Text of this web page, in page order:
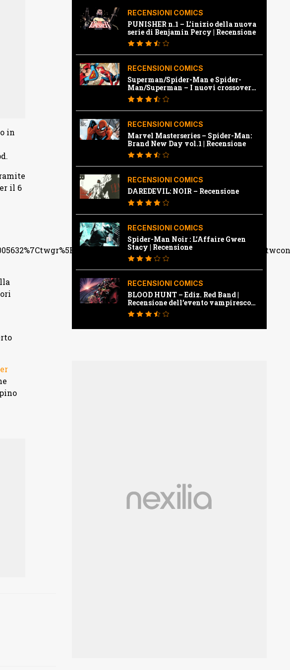
in
il 6
RECENSIONI COMICS
PUNISHER n.1 – L’inizio della nuova
serie di Benjamin Percy | Recensione
RECENSIONI COMICS
Superman/Spider-Man e Spider-
Man/Superman – I nuovi crossover
Marvel e Dc | Recensione
RECENSIONI COMICS
Marvel Masterseries – Spider-Man:
Brand New Day vol.1 | Recensione
RECENSIONI COMICS
DAREDEVIL: NOIR – Recensione
RECENSIONI COMICS
Spider-Man Noir : L’Affaire Gwen
Stacy | Recensione
RECENSIONI COMICS
BLOOD HUNT – Ediz. Red Band |
Recensione dell’evento vampiresco
della Marvel